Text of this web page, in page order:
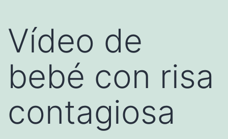
Vídeo de
bebé con risa
contagiosa